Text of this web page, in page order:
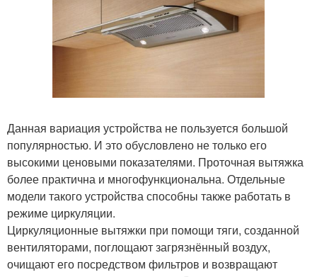
Данная вариация устройства не пользуется большой
популярностью. И это обусловлено не только его
высокими ценовыми показателями. Проточная вытяжка
более практична и многофункциональна. Отдельные
модели такого устройства способны также работать в
режиме циркуляции.
Циркуляционные вытяжки при помощи тяги, созданной
вентиляторами, поглощают загрязнённый воздух,
очищают его посредством фильтров и возвращают